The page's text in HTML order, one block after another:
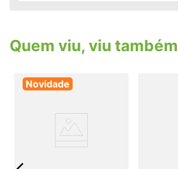
Quem viu, viu também
Novidade